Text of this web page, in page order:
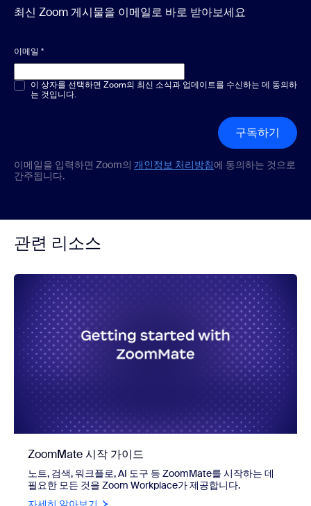
최신 Zoom 게시물을 이메일로 바로 받아보세요
이메일 *
객관식 또는 단답형*
이 상자를 선택하면 Zoom의 최신 소식과 업데이트를 수신하는 데 동의하
는 것입니다.
구독하기
이메일을 입력하면 Zoom의 개인정보 처리방침에 동의하는 것으로
간주됩니다.
관련 리소스
ZoomMate 시작 가이드
노트, 검색, 워크플로, AI 도구 등 ZoomMate를 시작하는 데
필요한 모든 것을 Zoom Workplace가 제공합니다.